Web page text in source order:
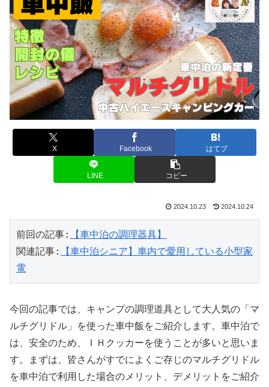
X Facebook はてブ
LINE コピー
2024.10.23 2024.10.24
前回の記事:
【車中泊の調理器具】
関連記事:
【車中泊シニア】車内で愛用している小型家
電
今回の記事では、キャンプの調理道具として大人気の「マ
ルチグリドル」を使った車中飯をご紹介します。車中泊で
は、安全のため、ＩＨクッカーを使うことが多いと思いま
す。まずは、皆さんがすでによくご存じのマルチグリドル
を車中泊で利用した場合のメリット、デメリットをご紹介